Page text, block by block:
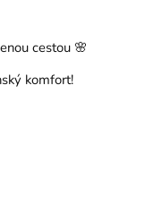
cestou 🌸
komfort!